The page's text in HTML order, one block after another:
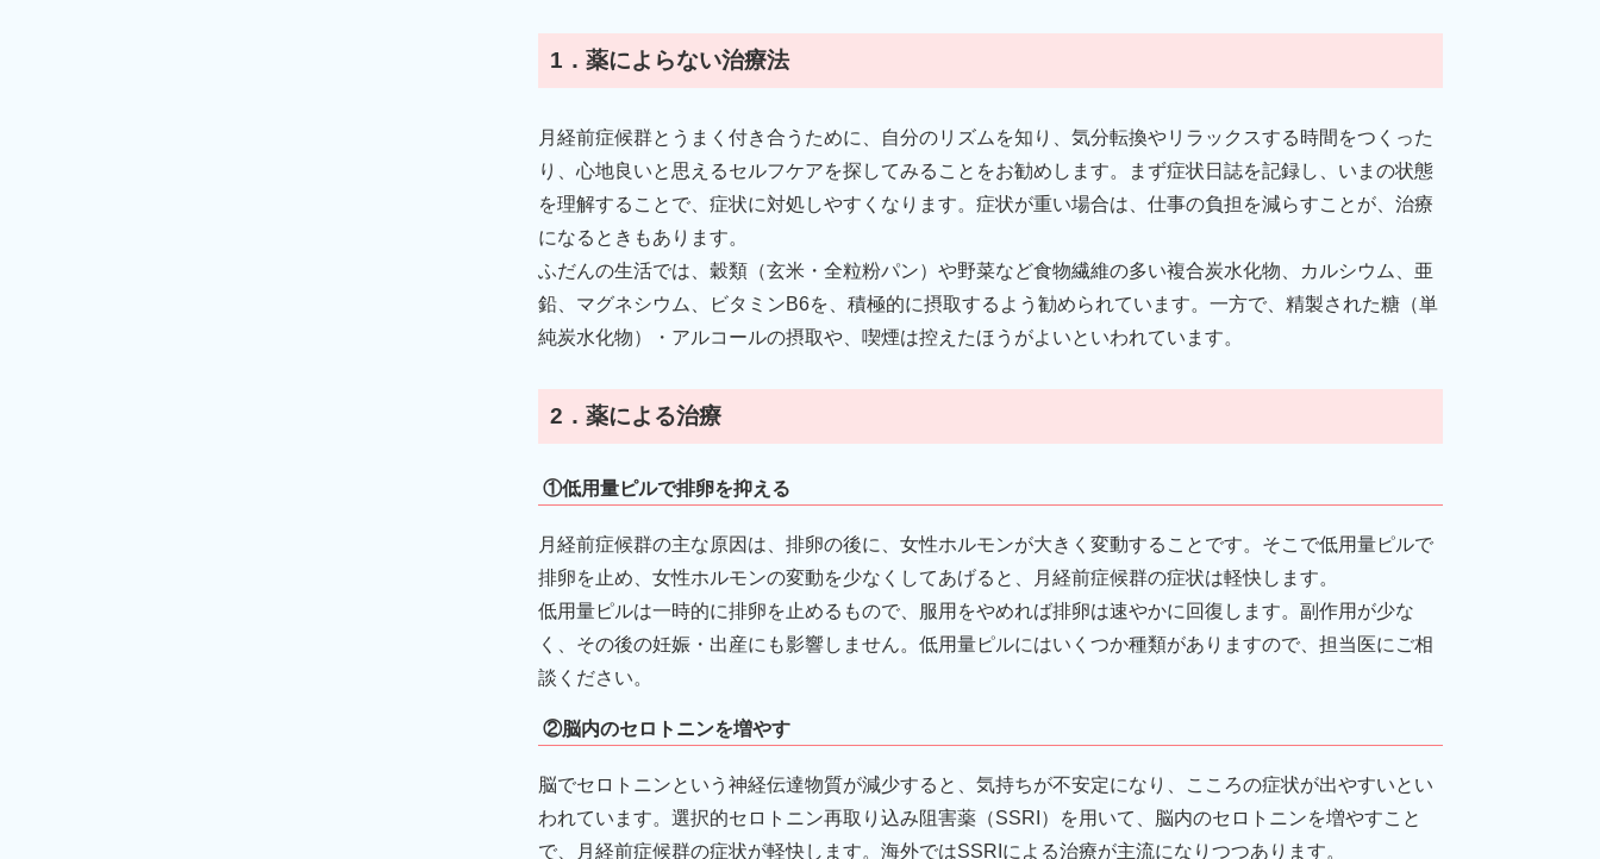
1．薬によらない治療法
月経前症候群とうまく付き合うために、自分のリズムを知り、気分転換やリラックスする時間をつくった
り、心地良いと思えるセルフケアを探してみることをお勧めします。まず症状日誌を記録し、いまの状態
を理解することで、症状に対処しやすくなります。症状が重い場合は、仕事の負担を減らすことが、治療
になるときもあります。
ふだんの生活では、穀類（玄米・全粒粉パン）や野菜など食物繊維の多い複合炭水化物、カルシウム、亜
鉛、マグネシウム、ビタミンB6を、積極的に摂取するよう勧められています。一方で、精製された糖（単
純炭水化物）・アルコールの摂取や、喫煙は控えたほうがよいといわれています。
2．薬による治療
①低用量ピルで排卵を抑える
月経前症候群の主な原因は、排卵の後に、女性ホルモンが大きく変動することです。そこで低用量ピルで
排卵を止め、女性ホルモンの変動を少なくしてあげると、月経前症候群の症状は軽快します。
低用量ピルは一時的に排卵を止めるもので、服用をやめれば排卵は速やかに回復します。副作用が少な
く、その後の妊娠・出産にも影響しません。低用量ピルにはいくつか種類がありますので、担当医にご相
談ください。
②脳内のセロトニンを増やす
脳でセロトニンという神経伝達物質が減少すると、気持ちが不安定になり、こころの症状が出やすいとい
われています。選択的セロトニン再取り込み阻害薬（SSRI）を用いて、脳内のセロトニンを増やすこと
で、月経前症候群の症状が軽快します。海外ではSSRIによる治療が主流になりつつあります。